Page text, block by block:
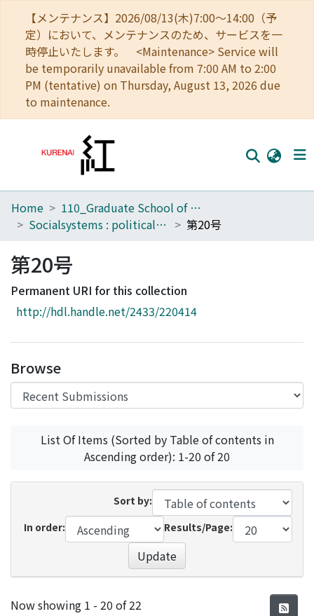
【メンテナンス】2026/08/13(木)7:00～14:00（予
定）において、メンテナンスのため、サービスを一
時停止いたします。 <Maintenance> Service will
be temporarily unavailable from 7:00 AM to 2:00
PM (tentative) on Thursday, August 13, 2026 due
to maintenance.
Home
Browse
Download Ranking
Access Statistics
Home
110_Graduate School of Human and Environmental Studies
Socialsystems : political, legal and economic studies
第20号
第20号
Permanent URI for this collection
http://hdl.handle.net/2433/220414
Browse
List Of Items (Sorted by Table of contents in
Ascending order): 1-20 of 20
Sort by:
In order:
Results/Page:
Update
Recent Submissions
Now showing 1 - 20 of 22